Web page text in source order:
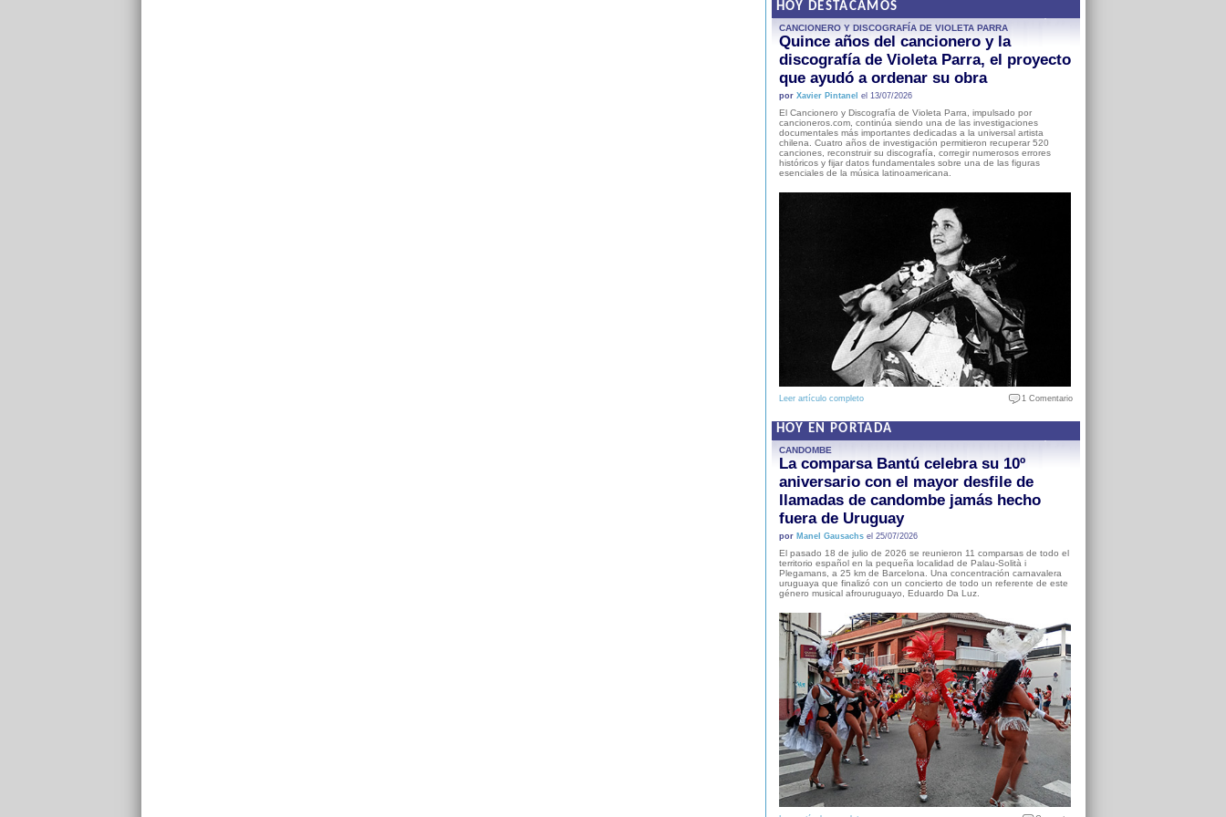
HOY DESTACAMOS
CANCIONERO Y DISCOGRAFÍA DE VIOLETA PARRA
Quince años del cancionero y la
discografía de Violeta Parra, el proyecto
que ayudó a ordenar su obra
por Xavier Pintanel el 13/07/2026
El Cancionero y Discografía de Violeta Parra, impulsado por
cancioneros.com, continúa siendo una de las investigaciones
documentales más importantes dedicadas a la universal artista
chilena. Cuatro años de investigación permitieron recuperar 520
canciones, reconstruir su discografía, corregir numerosos errores
históricos y fijar datos fundamentales sobre una de las figuras
esenciales de la música latinoamericana.
Leer artículo completo 1 Comentario
HOY EN PORTADA
CANDOMBE
La comparsa Bantú celebra su 10º
aniversario con el mayor desfile de
llamadas de candombe jamás hecho
fuera de Uruguay
por Manel Gausachsel 25/07/2026
El pasado 18 de julio de 2026 se reunieron 11 comparsas de todo el
territorio español en la pequeña localidad de Palau-Solità i
Plegamans, a 25 km de Barcelona. Una concentración carnavalera
uruguaya que finalizó con un concierto de todo un referente de este
género musical afrouruguayo, Eduardo Da Luz.